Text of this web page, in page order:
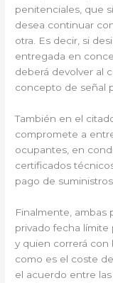
penitenciales, que
desea continuar
otra. Es decir, si
entregada en
deberá devolver al
concepto de señal
También en el
compromete a
ocupantes, en
certificados
pago de
Finalmente, ambas
privado fecha
y quien correrá con
como es el coste
el acuerdo entre